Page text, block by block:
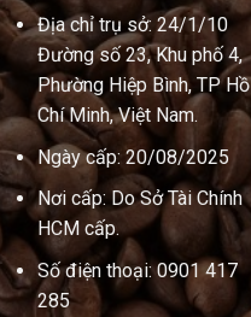
Địa chỉ trụ sở: 24/1/10
Đường số 23, Khu phố 4,
Phường Hiệp Bình, TP Hồ
Chí Minh, Việt Nam.
Ngày cấp: 20/08/2025
Nơi cấp: Do Sở Tài Chính
HCM cấp.
Số điện thoại: 0901 417
285